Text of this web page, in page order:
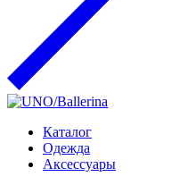
Каталог
Одежда
Аксессуары